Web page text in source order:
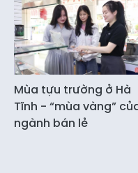
Mùa tựu trường ở Hà
Tĩnh - “mùa vàng”
ngành bán lẻ